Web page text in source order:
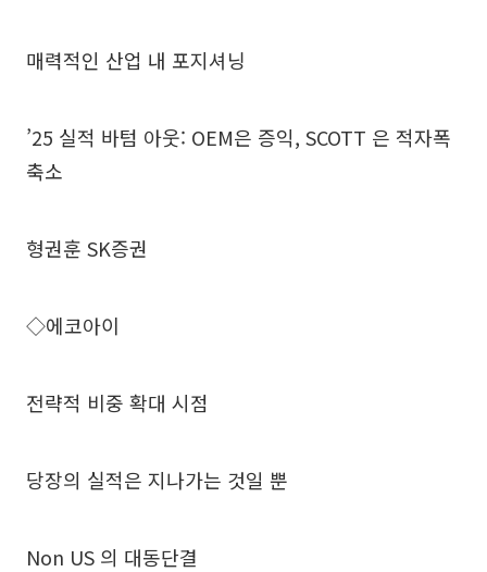
매력적인 산업 내 포지셔닝
’25 실적 바텀 아웃: OEM은 증익, SCOTT 은 적자폭
축소
형권훈 SK증권
◇에코아이
전략적 비중 확대 시점
당장의 실적은 지나가는 것일 뿐
Non US 의 대동단결